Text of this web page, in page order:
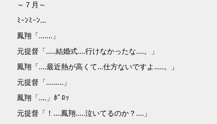
～７月～
ﾐｰﾝﾐｰﾝ...
鳳翔「.......」
元提督「.....結婚式....行けなかったな....。」
鳳翔「....最近熱が高くて...仕方ないですよ.....。」
元提督「.........」
鳳翔「....」ﾎﾟﾛｯ
元提督「！....鳳翔.....泣いてるのか？....」